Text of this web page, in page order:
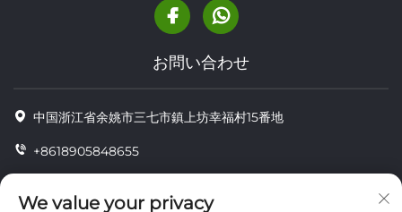
お問い合わせ
中国浙江省余姚市三七市鎮上坊幸福村15番地
+8618905848655
We value your privacy